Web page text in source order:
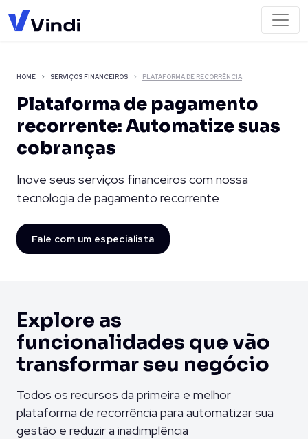
HOME SERVIÇOS FINANCEIROS PLATAFORMA DE RECORRÊNCIA
Plataforma de pagamento
recorrente: Automatize suas
cobranças
Inove seus serviços financeiros com nossa
tecnologia de pagamento recorrente
Fale com um especialista
Explore as
funcionalidades que vão
transformar seu negócio
Todos os recursos da primeira e melhor
plataforma de recorrência para automatizar sua
gestão e reduzir a inadimplência